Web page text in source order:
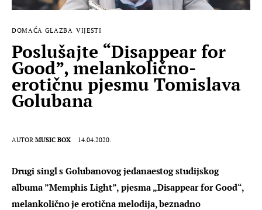
FILM
MUSIC BOX
DOMAĆA GLAZBA VIJESTI
Poslušajte “Disappear for
Good”, melankolično-
erotičnu pjesmu Tomislava
Golubana
AUTOR MUSIC BOX 14.04.2020.
Drugi singl s Golubanovog jedanaestog studijskog
albuma ”Memphis Light”, pjesma „Disappear for Good“,
melankolično je erotična melodija, beznadno